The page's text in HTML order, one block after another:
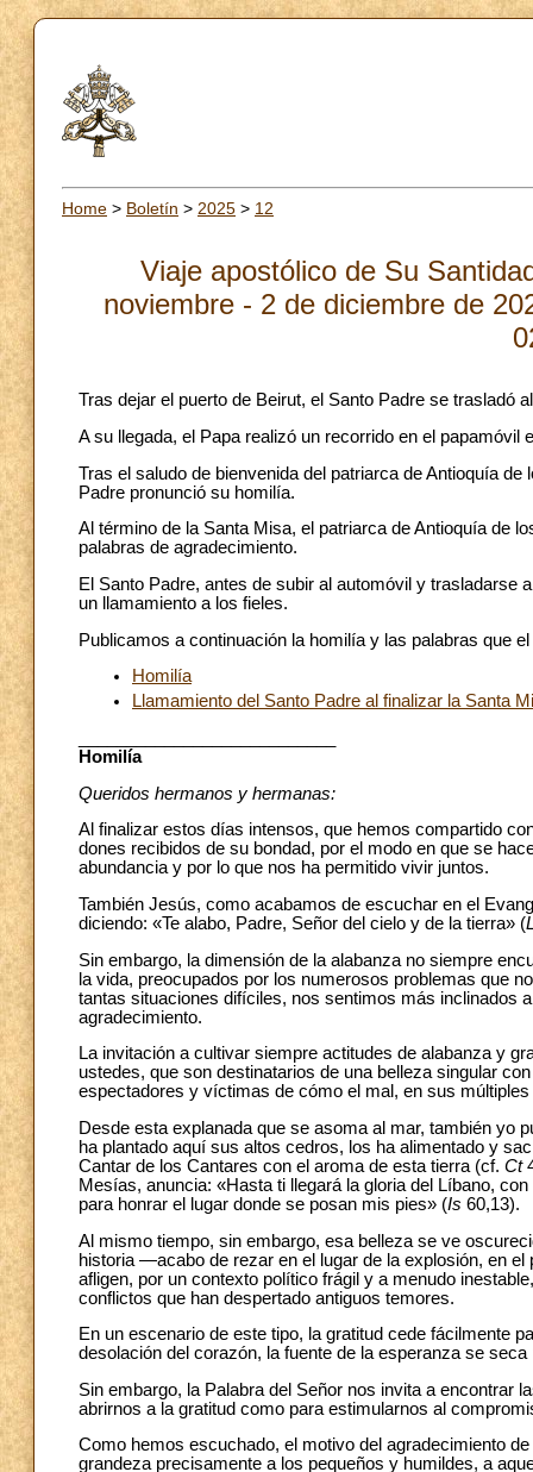
Home > Boletín > 2025 > 12
Viaje apostólico de Su
noviembre - 2 de diciembre de
Tras dejar el puerto de Beirut, el Santo Padre se trasladó
A su llegada, el Papa realizó un recorrido en el papamóvil
Tras el saludo de bienvenida del patriarca de Antioquía
Padre pronunció su homilía.
Al término de la Santa Misa, el patriarca de Antioquía de
palabras de agradecimiento.
El Santo Padre, antes de subir al automóvil y trasladarse
un llamamiento a los fieles.
Publicamos a continuación la homilía y las palabras que
Homilía
Llamamiento del Santo Padre al finalizar la Santa
Homilía
Queridos hermanos y hermanas:
Al finalizar estos días intensos, que hemos compartido
dones recibidos de su bondad, por el modo en que se
abundancia y por lo que nos ha permitido vivir juntos.
También Jesús, como acabamos de escuchar en el
diciendo: «Te alabo, Padre, Señor del cielo y de la tierra» (
Sin embargo, la dimensión de la alabanza no siempre
la vida, preocupados por los numerosos problemas que
tantas situaciones difíciles, nos sentimos más inclinados
agradecimiento.
La invitación a cultivar siempre actitudes de alabanza y
ustedes, que son destinatarios de una belleza singular
espectadores y víctimas de cómo el mal, en sus
Desde esta explanada que se asoma al mar, también yo
ha plantado aquí sus altos cedros, los ha alimentado y
Cantar de los Cantares con el aroma de esta tierra (cf. Ct
Mesías, anuncia: «Hasta ti llegará la gloria del Líbano,
para honrar el lugar donde se posan mis pies» (Is 60,13).
Al mismo tiempo, sin embargo, esa belleza se ve
historia —acabo de rezar en el lugar de la explosión, en
afligen, por un contexto político frágil y a menudo
conflictos que han despertado antiguos temores.
En un escenario de este tipo, la gratitud cede fácilmente
desolación del corazón, la fuente de la esperanza se
Sin embargo, la Palabra del Señor nos invita a encontrar
abrirnos a la gratitud como para estimularnos al
Como hemos escuchado, el motivo del agradecimiento
grandeza precisamente a los pequeños y humildes, a